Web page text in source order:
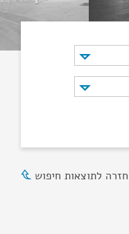
חזרה לתוצאות חיפוש